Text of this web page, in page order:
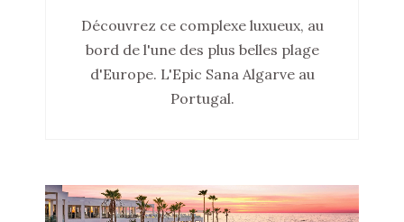
Découvrez ce complexe luxueux, au
bord de l'une des plus belles plage
d'Europe. L'Epic Sana Algarve au
Portugal.